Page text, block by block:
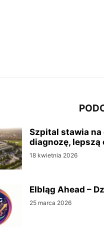
Szpital stawia
diagnozę,
18 kwietnia 2026
Elbląg Ahead –
25 marca 2026